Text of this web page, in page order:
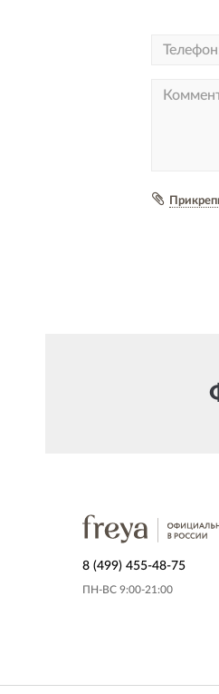
8 (499) 455-48-75
ПН-ВС 9:00-21:00